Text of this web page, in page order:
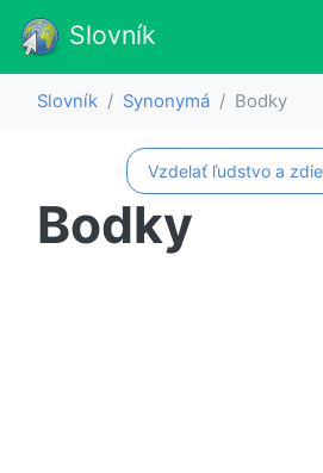
Slovník
Slovník Synonymá Bodky
Vzdelať ľudstvo a
Bodky